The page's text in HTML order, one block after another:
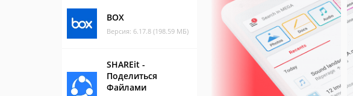
BOX
Версия: 6.17.8 (198.59 МБ)
SHAREit -
Поделиться
Файлами